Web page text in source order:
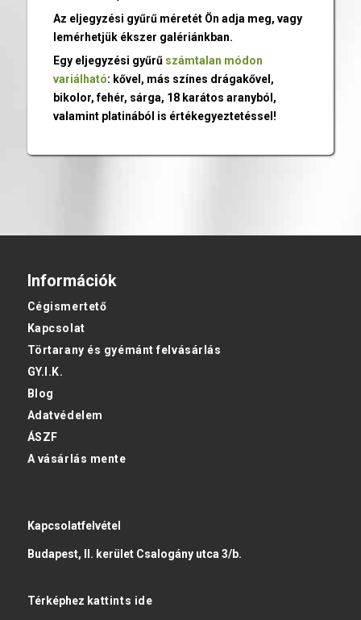
Az eljegyzési gyűrű méretét Ön adja meg, vagy
lemérhetjük ékszer galériánkban.
Egy eljegyzési gyűrű számtalan módon
variálható: kővel, más színes drágakővel,
bikolor, fehér, sárga, 18 karátos aranyból,
valamint platinából is értékegyeztetéssel!
Információk
Cégismertető
Kapcsolat
Törtarany és gyémánt felvásárlás
GY.I.K.
Blog
Adatvédelem
ÁSZF
A vásárlás mente
Kapcsolatfelvétel
Budapest, II. kerület Csalogány utca 3/b.
Térképhez kattints ide